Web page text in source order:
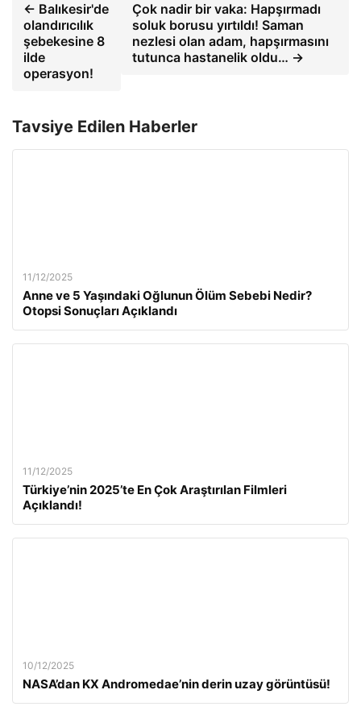
← Balıkesir'de
olandırıcılık
şebekesine 8
ilde
operasyon!
Çok nadir bir vaka: Hapşırmadı
soluk borusu yırtıldı! Saman
nezlesi olan adam, hapşırmasını
tutunca hastanelik oldu… →
Tavsiye Edilen Haberler
11/12/2025
Anne ve 5 Yaşındaki Oğlunun Ölüm Sebebi Nedir?
Otopsi Sonuçları Açıklandı
11/12/2025
Türkiye’nin 2025’te En Çok Araştırılan Filmleri
Açıklandı!
10/12/2025
NASA’dan KX Andromedae’nin derin uzay görüntüsü!